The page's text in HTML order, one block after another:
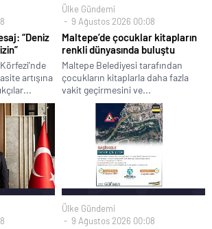
“Deniz
artışına
Ülke Gündemi
9 Ağustos 2026 00:08
Maltepe’de çocuklar kitapların
renkli dünyasında buluştu
Maltepe Belediyesi tarafından
çocukların kitaplarla daha fazla
vakit geçirmesini ve...
Ülke Gündemi
9 Ağustos 2026 00:08